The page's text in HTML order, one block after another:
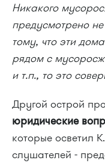
Никакого
предусмотрено
тому, что эти
рядом с
и т.п., то это
Другой острой
юридические
которые осветил
слушателей -